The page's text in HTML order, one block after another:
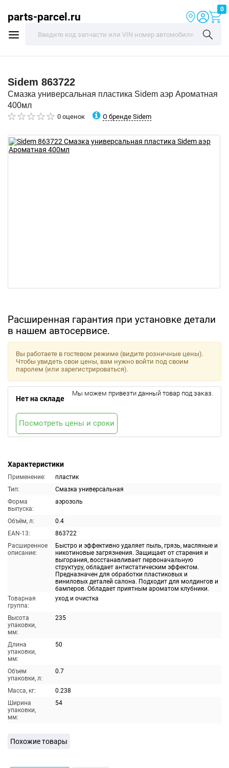
parts-parcel.ru
0
Sidem 863722
Смазка универсальная пластика Sidem аэр Ароматная
400мл
0 оценок О бренде Sidem
Расширенная гарантия при установке детали
в нашем автосервисе.
Характеристики
Применение:
пластик
Тип:
Смазка универсальная
Форма
выпуска:
аэрозоль
Объём, л:
0.4
EAN-13:
863722
Расширенное
описание:
Быстро и эффективно удаляет пыль, грязь, масляные и
никотиновые загрязнения. Защищает от старения и
выгорания, восстанавливает первоначальную
структуру, обладает антистатическим эффектом.
Предназначен для обработки пластиковых и
виниловых деталей салона. Подходит для молдингов и
бамперов. Обладает приятным ароматом клубники.
Товарная
группа:
уход и очистка
Высота
упаковки,
мм:
235
Длина
упаковки,
мм:
50
Объем
упаковки, л:
0.7
Масса, кг:
0.238
Ширина
упаковки,
мм:
54
Вы работаете в гостевом режиме (видите розничные цены).
Чтобы увидеть свои цены, вам нужно войти под своим
паролем (или зарегистрироваться).
Нет на складе
Мы можем привезти данный товар под заказ.
Посмотреть цены и сроки
Похожие товары